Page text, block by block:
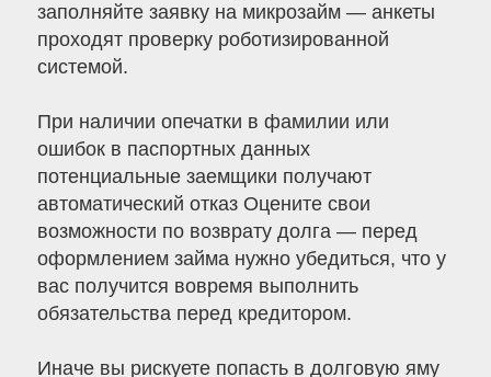
заполняйте заявку на микрозайм — анкеты
проходят проверку роботизированной
системой.
При наличии опечатки в фамилии или
ошибок в паспортных данных
потенциальные заемщики получают
автоматический отказ Оцените свои
возможности по возврату долга — перед
оформлением займа нужно убедиться, что у
вас получится вовремя выполнить
обязательства перед кредитором.
Иначе вы рискуете попасть в долговую яму